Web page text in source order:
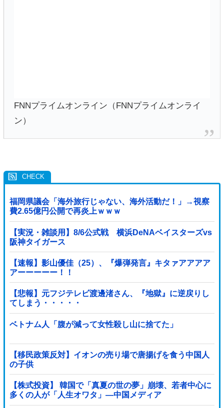
FNNプライムオンライン（FNNプライムオンライ
ン）
福岡県議会「海外旅行じゃない、海外活動だ！」→視察
費2.65億円公開で再炎上ｗｗｗ
【実況・雑談用】8/6公式戦 横浜DeNAベイスターズvs
阪神タイガース
【速報】影山優佳（25）、『爆弾発言』キタァアアアア
アーーーーー！！
【悲報】元フジテレビ渡邊渚さん、『地獄』に逆戻りし
てしまう・・・・・
ベトナム人「腹が減って女性殺し山に捨てた」
【移民政策反対】イオンの売り場で唐揚げを食う中国人
の子供
【株式投資】 韓国で「真夏の世の夢」崩壊、若者中心に
多くの人が「人生オワタ」―中国メディア